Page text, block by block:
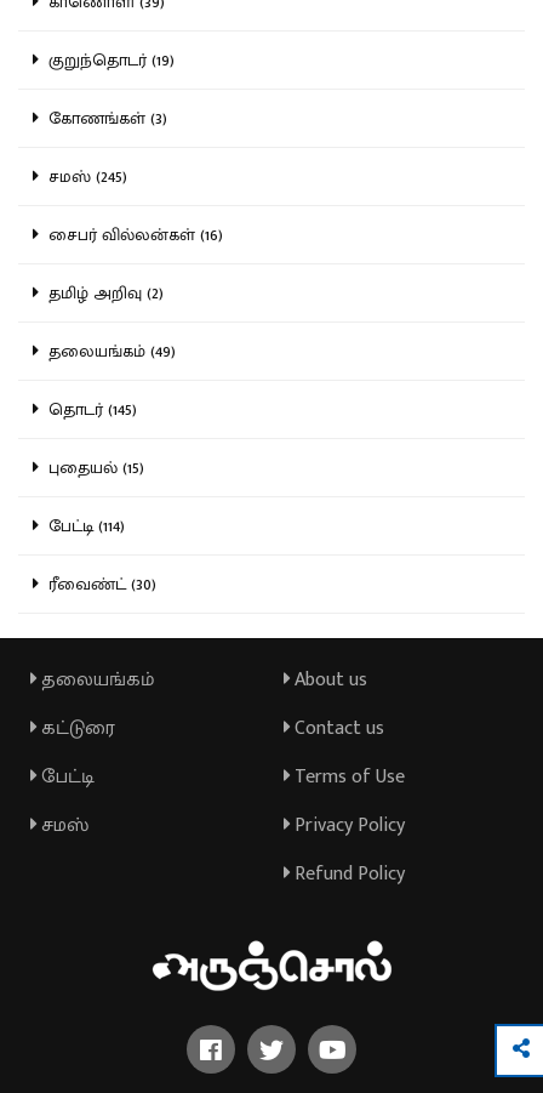
குறுந்தொடர் (19)
கோணங்கள் (3)
சமஸ் (245)
சைபர் வில்லன்கள் (16)
தமிழ் அறிவு (2)
தலையங்கம் (49)
தொடர் (145)
புதையல் (15)
பேட்டி (114)
ரீவைண்ட் (30)
தலையங்கம்
கட்டுரை
பேட்டி
சமஸ்
About us
Contact us
Terms of Use
Privacy Policy
Refund Policy